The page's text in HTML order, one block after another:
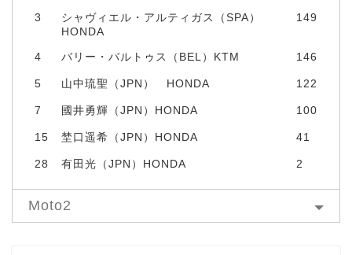
3
シャヴィエル・アルティガス（SPA）
HONDA
149
4 バリー・バルトゥス（BEL）KTM 146
5 山中琉聖（JPN） HONDA 122
7 國井勇輝（JPN）HONDA 100
15 埜口遥希（JPN）HONDA 41
28 有田光（JPN）HONDA 2
Moto2